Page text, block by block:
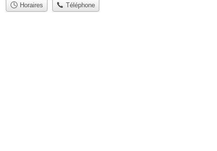
Horaires Téléphone